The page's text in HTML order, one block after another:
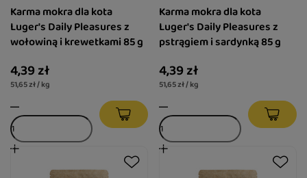
Karma mokra dla kota
Luger's Daily Pleasures z
wołowiną i krewetkami 85 g
4,39 zł
51,65 zł / kg
Karma mokra dla kota
Luger's Daily Pleasures z
pstrągiem i sardynką 85 g
4,39 zł
51,65 zł / kg